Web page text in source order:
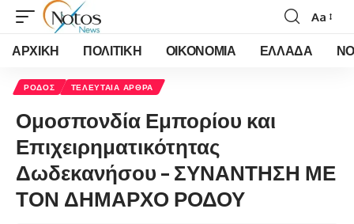
Font
Resizer
Aa
ΑΡΧΙΚΗ ΠΟΛΙΤΙΚΗ ΟΙΚΟΝΟΜΙΑ ΕΛΛΑΔΑ
ΡΟΔΟΣ ΤΕΛΕΥΤΑΙΑ ΑΡΘΡΑ
Ομοσπονδία Εμπορίου και
Επιχειρηματικότητας
Δωδεκανήσου – ΣΥΝΑΝΤΗΣΗ ΜΕ
ΤΟΝ ΔΗΜΑΡΧΟ ΡΟΔΟΥ